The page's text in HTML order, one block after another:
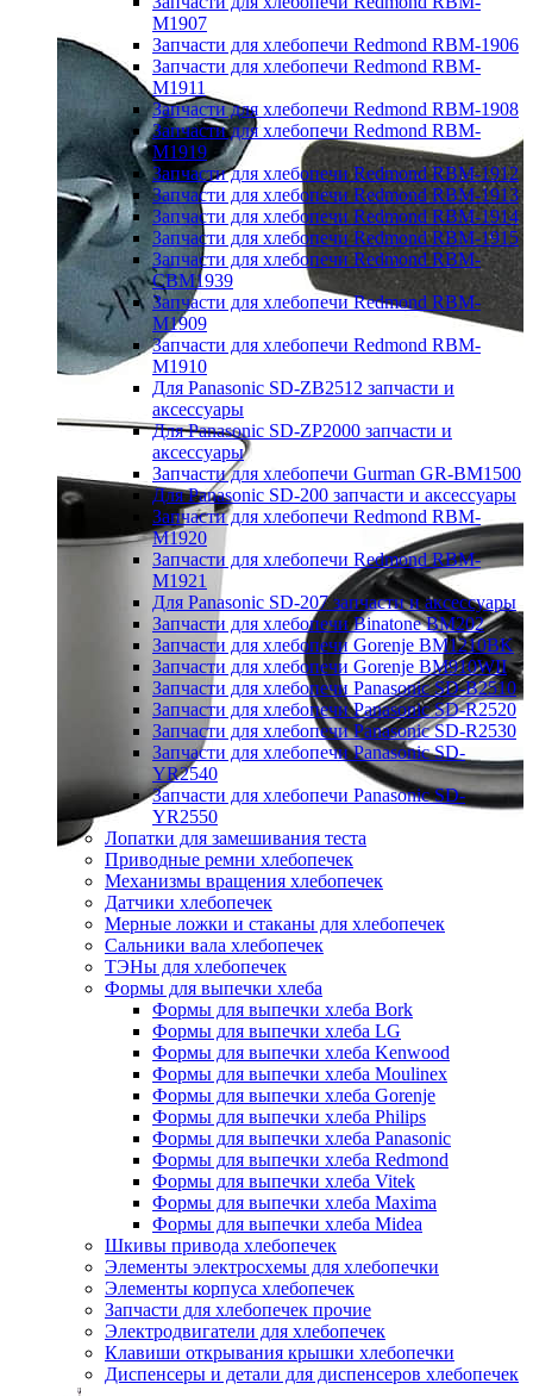
M1907
Запчасти для хлебопечи Redmond RBM-1906
Запчасти для хлебопечи Redmond RBM-
M1911
Запчасти для хлебопечи Redmond RBM-1908
Запчасти для хлебопечи Redmond RBM-
M1919
Запчасти для хлебопечи Redmond RBM-1912
Запчасти для хлебопечи Redmond RBM-1913
Запчасти для хлебопечи Redmond RBM-1914
Запчасти для хлебопечи Redmond RBM-1915
Запчасти для хлебопечи Redmond RBM-
CBM1939
Запчасти для хлебопечи Redmond RBM-
M1909
Запчасти для хлебопечи Redmond RBM-
M1910
Для Panasonic SD-ZB2512 запчасти и
аксессуары
Для Panasonic SD-ZP2000 запчасти и
аксессуары
Запчасти для хлебопечи Gurman GR-BM1500
Для Panasonic SD-200 запчасти и аксессуары
Запчасти для хлебопечи Redmond RBM-
M1920
Запчасти для хлебопечи Redmond RBM-
M1921
Для Panasonic SD-207 запчасти и аксессуары
Запчасти для хлебопечи Binatone BM202
Запчасти для хлебопечи Gorenje BM1210BK
Запчасти для хлебопечи Gorenje BM910WII
Запчасти для хлебопечи Panasonic SD-B2510
Запчасти для хлебопечи Panasonic SD-R2520
Запчасти для хлебопечи Panasonic SD-R2530
Запчасти для хлебопечи Panasonic SD-
YR2540
Запчасти для хлебопечи Panasonic SD-
YR2550
Лопатки для замешивания теста
Приводные ремни хлебопечек
Механизмы вращения хлебопечек
Датчики хлебопечек
Мерные ложки и стаканы для хлебопечек
Сальники вала хлебопечек
ТЭНы для хлебопечек
Формы для выпечки хлеба
Формы для выпечки хлеба Bork
Формы для выпечки хлеба LG
Формы для выпечки хлеба Kenwood
Формы для выпечки хлеба Moulinex
Формы для выпечки хлеба Gorenje
Формы для выпечки хлеба Philips
Формы для выпечки хлеба Panasonic
Формы для выпечки хлеба Redmond
Формы для выпечки хлеба Vitek
Формы для выпечки хлеба Maxima
Формы для выпечки хлеба Midea
Шкивы привода хлебопечек
Элементы электросхемы для хлебопечки
Элементы корпуса хлебопечек
Запчасти для хлебопечек прочие
Электродвигатели для хлебопечек
Клавиши открывания крышки хлебопечки
Диспенсеры и детали для диспенсеров хлебопечек